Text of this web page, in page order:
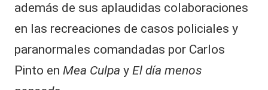
además de sus aplaudidas colaboraciones
en las recreaciones de casos policiales y
paranormales comandadas por Carlos
Pinto en Mea Culpa y El día menos